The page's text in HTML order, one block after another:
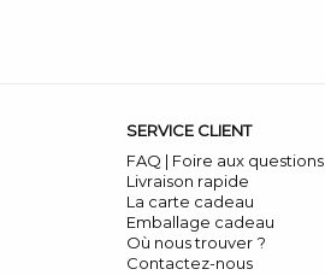
SERVICE CLIENT
FAQ | Foire aux questions
Livraison rapide
La carte cadeau
Emballage cadeau
Où nous trouver ?
Contactez-nous